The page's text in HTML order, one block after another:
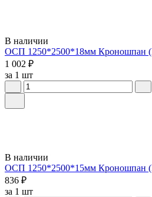
В наличии
ОСП 1250*2500*18мм Кроношпан
1 002 ₽
за 1 шт
В наличии
ОСП 1250*2500*15мм Кроношпан
836 ₽
за 1 шт